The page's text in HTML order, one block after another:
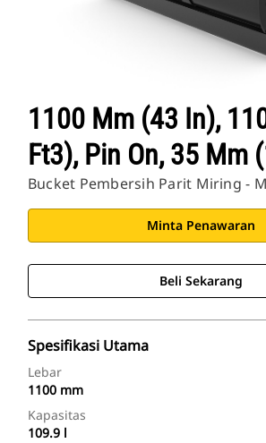
1100 Mm (43 In),
Ft3), Pin On, 35 Mm
Bucket Pembersih Parit Miring -
Minta Penawaran
Beli Sekarang
Spesifikasi Utama
Lebar
1100 mm
Kapasitas
109.9 l